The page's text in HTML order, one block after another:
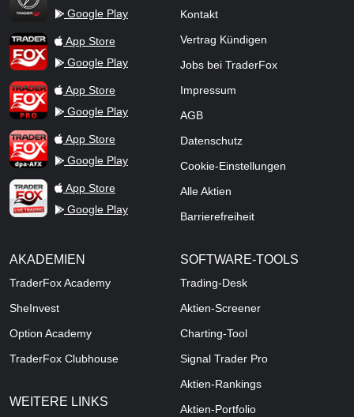
Google Play
TraderFox AppApp Store
Google Play
TraderFox ProApp Store
Google Play
TraderFox dpa-AFX ProFeed
App Store
Google Play
TraderFox Live Trading
App Store
Google Play
Kontakt
Vertrag Kündigen
Jobs bei TraderFox
Impressum
AGB
Datenschutz
Cookie-Einstellungen
Alle Aktien
Barrierefreiheit
AKADEMIEN
TraderFox Academy
SheInvest
Option Academy
TraderFox Clubhouse
WEITERE LINKS
SOFTWARE-TOOLS
Trading-Desk
Aktien-Screener
Charting-Tool
Signal Trader Pro
Aktien-Rankings
Aktien-Portfolio